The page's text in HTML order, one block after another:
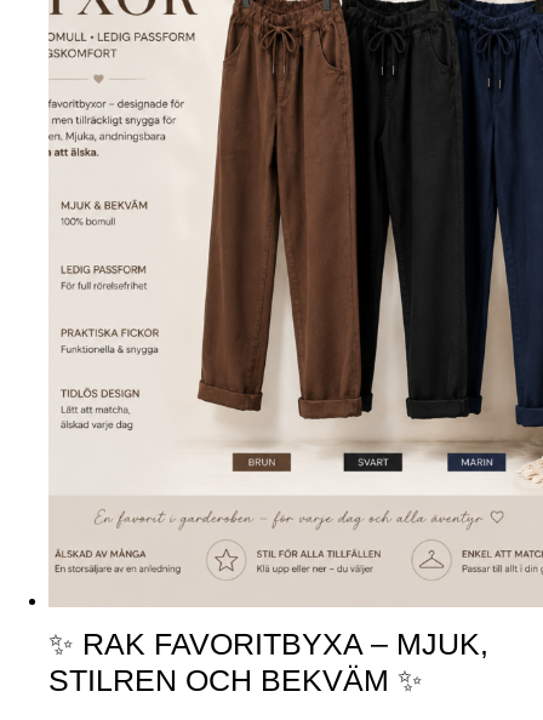
✨ RAK FAVORITBYXA – MJUK,
STILREN OCH BEKVÄM ✨